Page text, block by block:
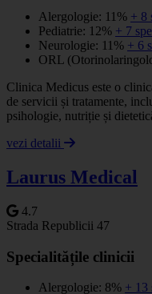
Alergologie: 11% + 8
Pediatrie: 12% + 7
Neurologie: 11% + 6
ORL
Clinica Medicus este o
de servicii și tratamente,
psihologie, nutriție și
vezi detalii
Laurus Medical
4.7
Strada Republicii 47
Specialitățile clinicii
Alergologie: 8% + 13